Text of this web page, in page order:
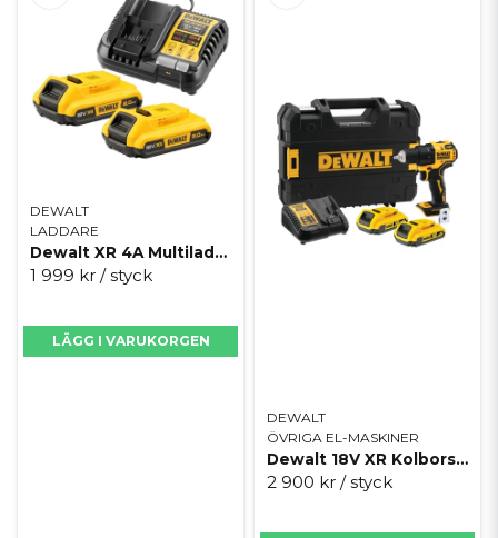
DEWALT
LADDARE
Dewalt XR 4A Multiladdare med 2x 2.0Ah batterier
1 999 kr / styck
LÄGG I VARUKORGEN
DEWALT
ÖVRIGA EL-MASKINER
Dewalt 18V XR Kolborstfri skruvdragare - 2 x 2AH
2 900 kr / styck